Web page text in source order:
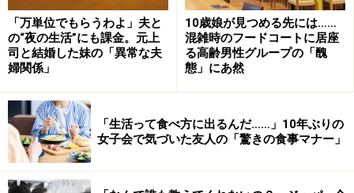
「ただ、子どもをもつのは本当に怖かった。私がうっか
り虐待することもあると思っていたから。それでも職場
の同僚が育休中、赤ちゃんを連れてきたことがあって、
心からかわいいなと思えたんですよ。それで夫と話し合
って産もうと決めました」
幸い、すぐに妊娠し、37歳で一人目を、39歳で二人目を
産んだ。怖かったが、それ以上にかわいさが募り、夫に
は「甘やかし過ぎ」と言われるほどだった。イヤイヤ期
「万単位でもらうわよ」夫と
の“夜の生活”にも課金。元上
司と結婚した妹の「異常な夫
婦関係」
10歳娘が見つめる先には……
混雑時のフードコートに居座
る高齢男性グループの「醜
態」にあ然
「生活って食べ方に出るんだ……」10年ぶりの
女子会で気づいた友人の「驚きの食事マナー」